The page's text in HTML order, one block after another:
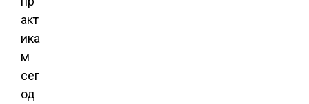
акт
ика
м
сег
од